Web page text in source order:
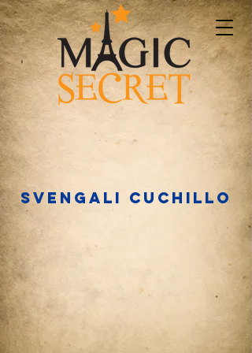
Svengali cuchillo